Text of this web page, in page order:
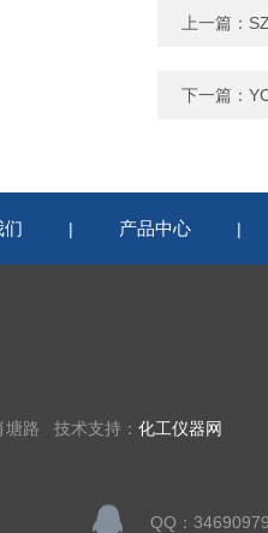
上一篇：
下一篇：
们 | 产品中心 |
塘路 技术支持： 化工仪器网
QQ：